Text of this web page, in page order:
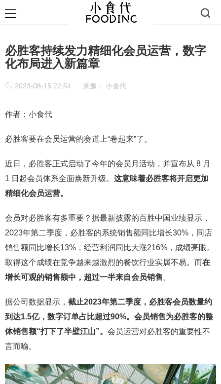
必胜客持续发力精细化会员运营，数字
化布局进入新篇章
2023-08-15 22:54 来源： 小食代
作者：小食代
必胜客要在会员运营的赛道上“卷起来”了。
近日，必胜客正式启动了今年的会员月活动，并宣布从 8 月
1 日起会员体系全面焕新升级。 这意味着必胜客将开启更加
精细化会员运营。
会员对必胜客有多重要？据最新披露的百胜中国业绩显示，
2023年第二季度，必胜客的系统销售额同比增长30%，同店
销售额同比增长13%，经营利润同比大涨216%，成绩亮眼。
取得这个成绩在竞争越来越激烈的餐饮行业实属不易。而在
增长可观的销售额中，超过一半来自会员销售。
据公司数据显示， 截止2023年第二季度，必胜客会员数量约
到达1.5亿，数字订单占比超过90%。会员销售为必胜客的整
体销售额“打下了半壁江山”。 会员运营对必胜客的重要性不
言而喻。